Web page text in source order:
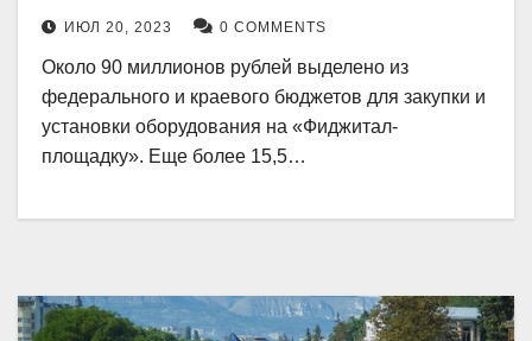
ИЮЛ 20, 2023 0 COMMENTS
Около 90 миллионов рублей выделено из
федерального и краевого бюджетов для закупки и
установки оборудования на «Фиджитал-
площадку». Еще более 15,5…